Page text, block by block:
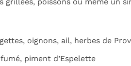
oignons, ail, herbes de
piment d’Espelette